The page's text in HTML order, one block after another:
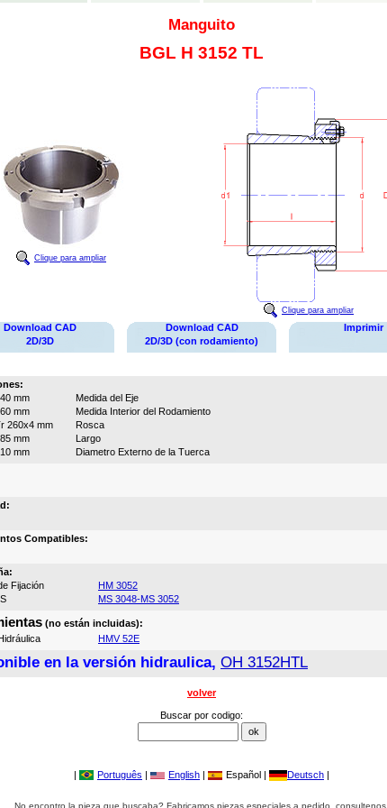
Manguito
BGL H 3152 TL
Clique para ampliar
Clique para ampliar
Download CAD
2D/3D
Download CAD
2D/3D (con rodamiento)
Imprimir
mm
Medida del Eje
mm
Medida Interior del Rodamiento
260x4 mm
Rosca
mm
Largo
mm
Diametro Externo de la Tuerca
Compatibles:
Fijación
HM 3052
MS 3048-MS 3052
(no están incluidas):
HMV 52E
en la versión hidraulica, OH 3152HTL
volver
Buscar por codigo:
| Português | English | Español | Deutsch |
No encontro la pieza que buscaba? Fabricamos piezas especiales a pedido, consultenos.